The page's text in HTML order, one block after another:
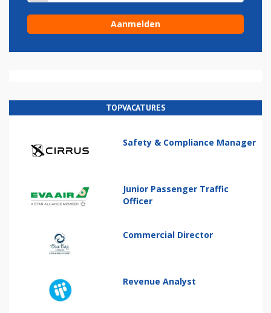
TOPVACATURES
Safety & Compliance Manager
Junior Passenger Traffic
Officer
Commercial Director
Revenue Analyst